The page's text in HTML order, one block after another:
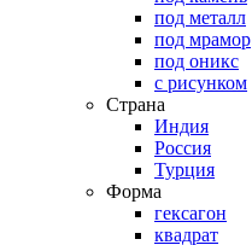
под металл
под мрамор
под оникс
с рисунком
Страна
Индия
Россия
Турция
Форма
гексагон
квадрат